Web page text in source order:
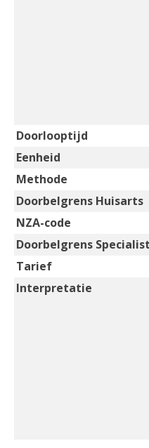
Doorlooptijd
Eenheid
Methode
Doorbelgrens Huisarts
NZA-code
Doorbelgrens Specialist
Tarief
Interpretatie